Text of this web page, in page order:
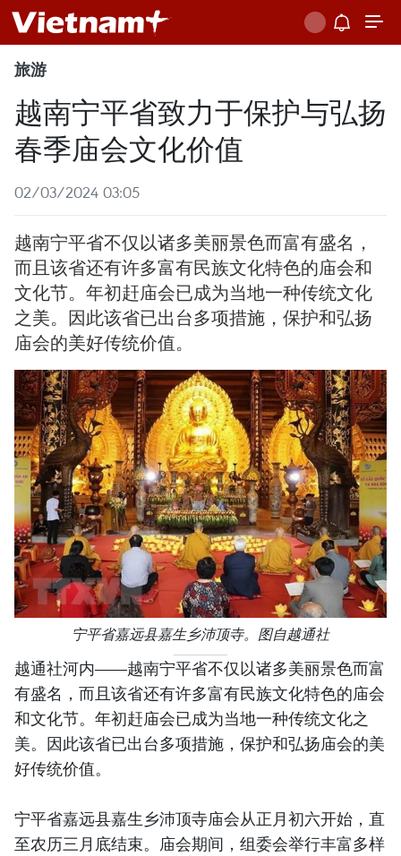
旅游
越南宁平省致力于保护与弘扬
春季庙会文化价值
02/03/2024 03:05
越南宁平省不仅以诸多美丽景色而富有盛名，
而且该省还有许多富有民族文化特色的庙会和
文化节。年初赶庙会已成为当地一种传统文化
之美。因此该省已出台多项措施，保护和弘扬
庙会的美好传统价值。
宁平省嘉远县嘉生乡沛顶寺。图自越通社
越通社河内——越南宁平省不仅以诸多美丽景色而富
有盛名，而且该省还有许多富有民族文化特色的庙会
和文化节。年初赶庙会已成为当地一种传统文化之
美。因此该省已出台多项措施，保护和弘扬庙会的美
好传统价值。
宁平省嘉远县嘉生乡沛顶寺庙会从正月初六开始，直
至农历三月底结束。庙会期间，组委会举行丰富多样